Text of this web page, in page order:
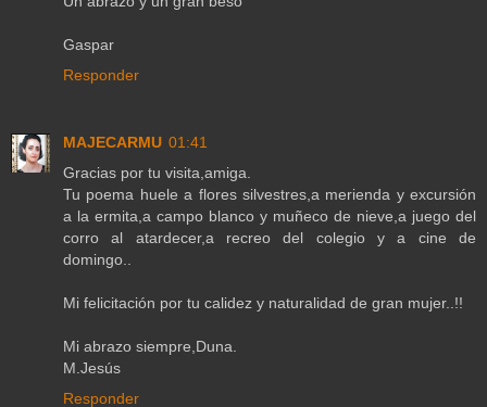
Gaspar
Responder
MAJECARMU 01:41
Gracias por tu visita,amiga.
Tu poema huele a flores silvestres,a merienda y excursión
a la ermita,a campo blanco y muñeco de nieve,a juego del
corro al atardecer,a recreo del colegio y a cine de
domingo..
Mi felicitación por tu calidez y naturalidad de gran mujer..!!
Mi abrazo siempre,Duna.
M.Jesús
Responder